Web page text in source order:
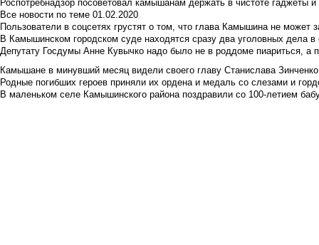
Роспотребнадзор посоветовал камышанам держать в чистоте гаджеты
Все новости по теме 01.02.2020
Пользователи в соцсетях грустят о том, что глава Камышина не может
В Камышинском городском суде находятся сразу два уголовных дела
Депутату Госдумы Анне Кувычко надо было не в роддоме пиариться, а
Камышане в минувший месяц видели своего главу Станислава Зинченко
Родные погибших героев приняли их ордена и медаль со слезами и
В маленьком селе Камышинского района поздравили со 100-летием